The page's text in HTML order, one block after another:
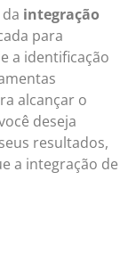
integração
para
a identificação
alcançar o
deseja
resultados,
a integração de